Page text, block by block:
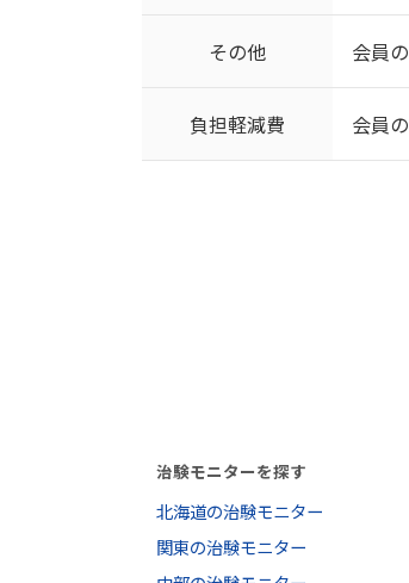
その他 会員
負担軽減費 会員
治験モニターを探す
北海道の治験モニター
関東の治験モニター